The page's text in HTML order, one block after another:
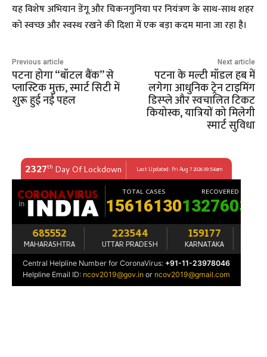
यह विशेष अभियान डेंगू और चिकनगुनिया पर नियंत्रण के साथ-साथ शहर
को स्वच्छ और स्वस्थ रखने की दिशा में एक बड़ा कदम माना जा रहा है।
Previous article
पटना होगा “बॉटल बैंक” से
प्लास्टिक मुक्त, स्मार्ट सिटी में
शुरू हुई नई पहल
Next article
पटना के मल्टी मॉडल हब में
लगेगा आधुनिक ट्रेन टाइमिंग
डिस्प्ले और स्वचालित टिकट
कियोस्क, यात्रियों को मिलेगी
स्मार्ट सुविधा